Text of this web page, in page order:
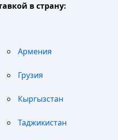
в страну:
Армения
Грузия
Кыргызстан
Таджикистан